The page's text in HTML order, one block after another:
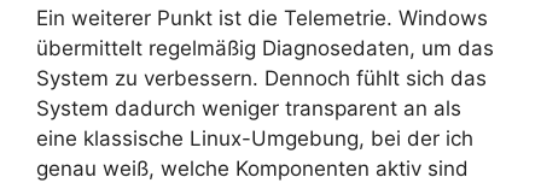
Ein weiterer Punkt ist die Telemetrie. Windows
übermittelt regelmäßig Diagnosedaten, um das
System zu verbessern. Dennoch fühlt sich das
System dadurch weniger transparent an als
eine klassische Linux-Umgebung, bei der ich
genau weiß, welche Komponenten aktiv sind